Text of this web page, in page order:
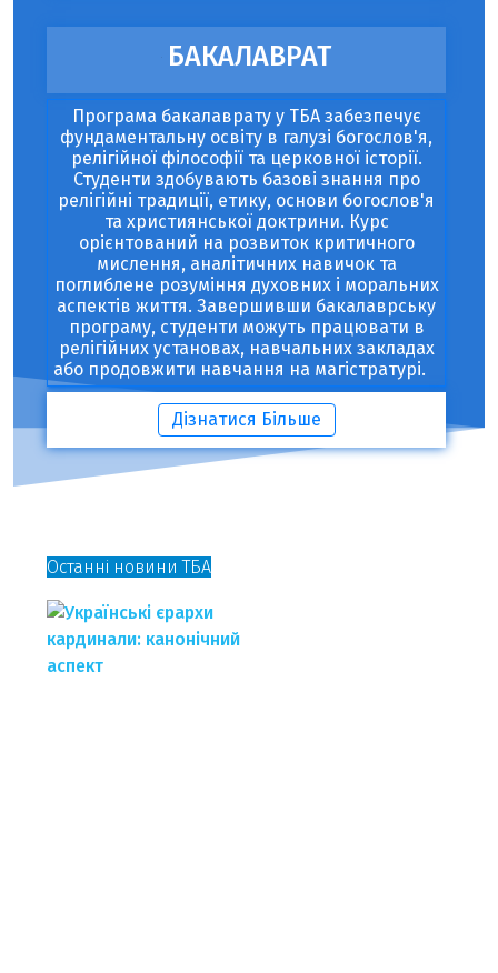
БАКАЛАВРАТ
Програма бакалаврату у ТБА забезпечує
фундаментальну освіту в галузі богослов'я,
релігійної філософії та церковної історії.
Студенти здобувають базові знання про
релігійні традиції, етику, основи богослов'я
та християнської доктрини. Курс
орієнтований на розвиток критичного
мислення, аналітичних навичок та
поглиблене розуміння духовних і моральних
аспектів життя. Завершивши бакалаврську
програму, студенти можуть працювати в
релігійних установах, навчальних закладах
або продовжити навчання на‎ магістратурі. ㅤ ㅤ ㅤ
Дізнатися Більше
Останні новини ТБА